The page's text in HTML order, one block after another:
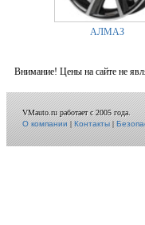
АЛМАЗ
Внимание! Цены на сайте не
VMauto.ru работает с 2005 года.
О компании|Контакты|